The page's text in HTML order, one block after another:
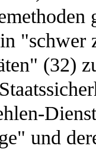
"schwer
(32)
und